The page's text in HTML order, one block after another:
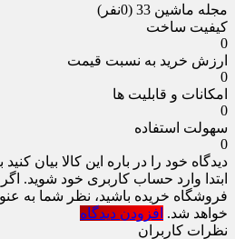
مجله ماشین 33
(0نفر)
کیفیت ساخت
0
ارزش خرید به نسبت قیمت
0
امکانات و قابلیت ها
0
سهولت استفاده
0
دیدگاه خود را در باره این کالا بیان کنید
ابتدا وارد حساب کاربری خود شوید.
فروشگاه خریده باشید، نظر شما به
خواهد شد. افزودن دیدگاه
نظرات کاربران